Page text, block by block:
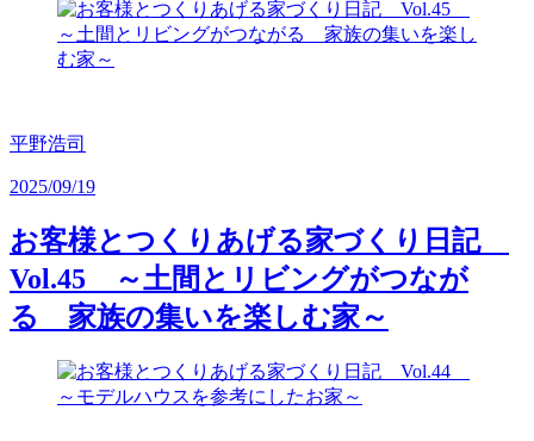
平野浩司
2025/09/19
お客様とつくりあげる家づくり日記
Vol.45 ～土間とリビングがつなが
る 家族の集いを楽しむ家～